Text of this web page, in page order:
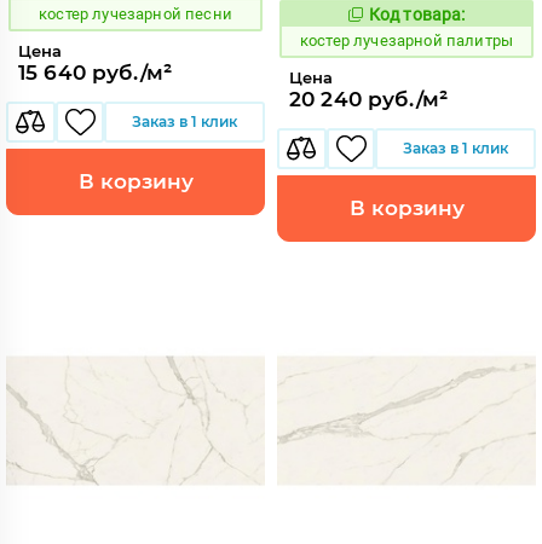
костер лучезарной песни
Цена
15 640 руб./м²
Заказ в 1 клик
В корзину
807816
Код товара:
костер лучезарной палитры
Цена
20 240 руб./м²
Заказ в 1 клик
В корзину